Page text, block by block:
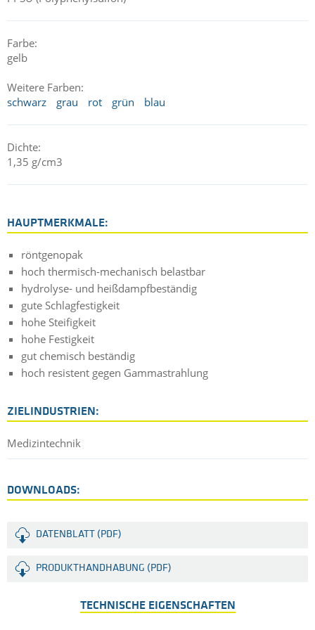
Farbe:
gelb
Weitere Farben:
schwarz
grau rot grün blau
Dichte:
1,35 g/cm3
HAUPTMERKMALE:
röntgenopak
hoch thermisch-mechanisch belastbar
hydrolyse- und heißdampfbeständig
gute Schlagfestigkeit
hohe Steifigkeit
hohe Festigkeit
gut chemisch beständig
hoch resistent gegen Gammastrahlung
ZIELINDUSTRIEN:
Medizintechnik
DOWNLOADS:
DATENBLATT (PDF)
PRODUKTHANDHABUNG (PDF)
TECHNISCHE EIGENSCHAFTEN